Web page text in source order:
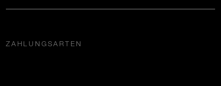
ZAHLUNGSARTEN